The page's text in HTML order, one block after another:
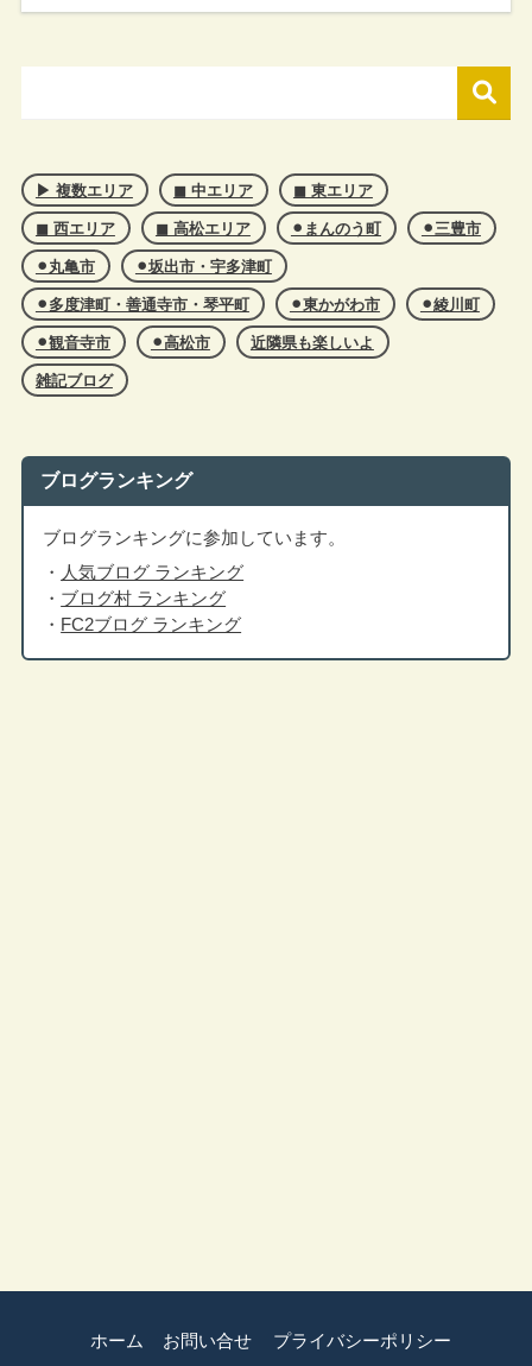
▶︎ 複数エリア ◼︎ 中エリア ◼︎ 東エリア
◼︎ 西エリア ◼︎ 高松エリア ⚫︎まんのう町 ⚫︎三豊市
⚫︎丸亀市 ⚫︎坂出市・宇多津町
⚫︎多度津町・善通寺市・琴平町 ⚫︎東かがわ市 ⚫︎綾川町
⚫︎観音寺市 ⚫︎高松市 近隣県も楽しいよ
雑記ブログ
ブログランキング
ブログランキングに参加しています。
・ 人気ブログ ランキング
・ ブログ村 ランキング
・ FC2ブログ ランキング
ホーム お問い合せ プライバシーポリシー